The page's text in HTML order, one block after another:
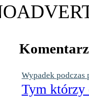
Wypadek podczas
Tym którzy